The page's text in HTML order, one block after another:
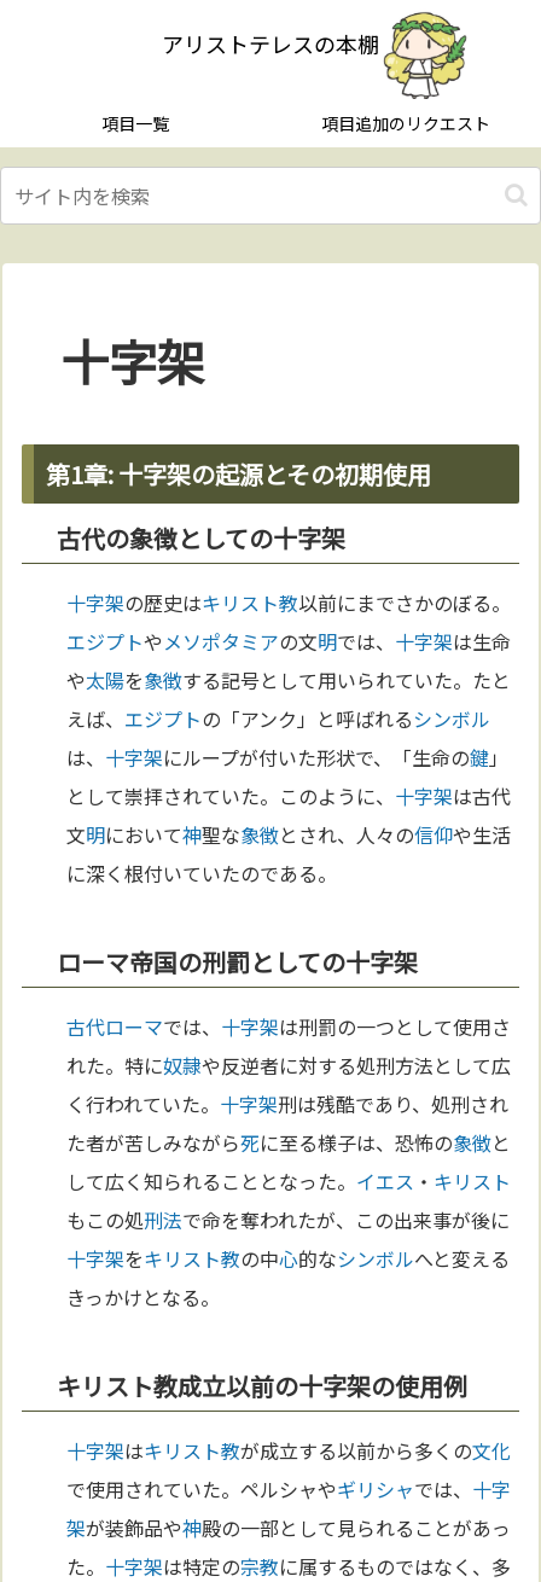
アリストテレスの本棚
項目一覧 項目追加のリクエスト
十字架
第1章: 十字架の起源とその初期使用
古代の象徴としての十字架
十字架の歴史はキリスト教以前にまでさかのぼる。
エジプトやメソポタミアの文明では、 十字架は生命
や太陽を象徴する記号として用いられていた。たと
えば、 エジプトの「アンク」と呼ばれるシンボル
は、 十字架にループが付いた形状で、「生命の鍵」
として崇拝されていた。このように、 十字架は古代
文明において神聖な象徴とされ、人々の信仰や生活
に深く根付いていたのである。
ローマ帝国の刑罰としての十字架
古代ローマでは、 十字架は刑罰の一つとして使用さ
れた。特に奴隷や反逆者に対する処刑方法として広
く行われていた。 十字架刑は残酷であり、処刑され
た者が苦しみながら死に至る様子は、恐怖の象徴と
して広く知られることとなった。 イエス ・ キリスト
もこの処刑法で命を奪われたが、この出来事が後に
十字架をキリスト教の中心的なシンボルへと変える
きっかけとなる。
キリスト教成立以前の十字架の使用例
十字架はキリスト教が成立する以前から多くの文化
で使用されていた。ペルシャやギリシャでは、 十字
架が装飾品や神殿の一部として見られることがあっ
た。 十字架は特定の宗教に属するものではなく、多